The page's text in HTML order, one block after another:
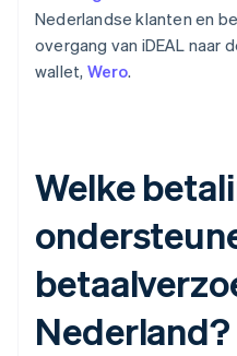
Nederlandse klanten en
overgang van iDEAL naar
wallet, Wero.
Welke
Nederland?